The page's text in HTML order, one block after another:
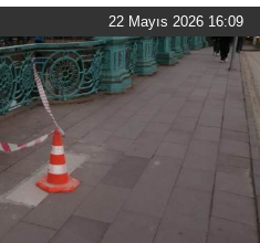
22 Mayıs 2026 16:09